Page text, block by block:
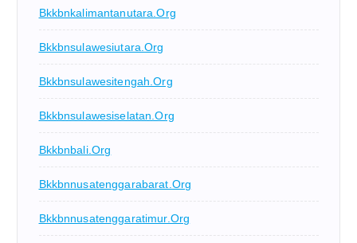
Bkkbnkalimantanutara.org
Bkkbnsulawesiutara.org
Bkkbnsulawesitengah.org
Bkkbnsulawesiselatan.org
Bkkbnbali.org
Bkkbnnusatenggarabarat.org
Bkkbnnusatenggaratimur.org